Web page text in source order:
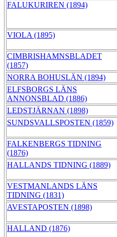
FALUKURIREN (1894)
VIOLA (1895)
CIMBRISHAMNSBLADET
(1857)
NORRA BOHUSLÄN (1894)
ELFSBORGS LÄNS
ANNONSBLAD (1886)
LEDSTJÄRNAN (1898)
SUNDSVALLSPOSTEN (1859)
FALKENBERGS TIDNING
(1876)
HALLANDS TIDNING (1889)
VESTMANLANDS LÄNS
TIDNING (1831)
AVESTAPOSTEN (1898)
HALLAND (1876)